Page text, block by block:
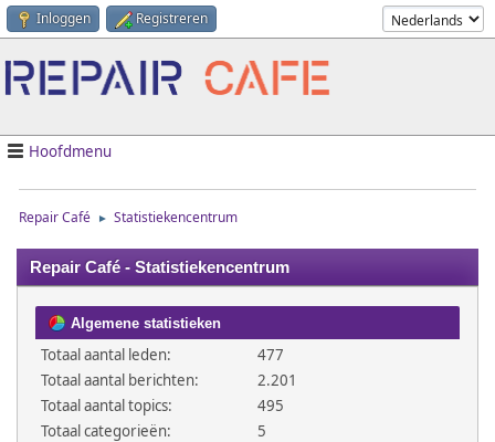
Inloggen Registreren
Hoofdmenu
Repair Café ► Statistiekencentrum
Repair Café - Statistiekencentrum
Algemene statistieken
Totaal aantal leden:
477
Totaal aantal berichten:
2.201
Totaal aantal topics:
495
Totaal categorieën:
5